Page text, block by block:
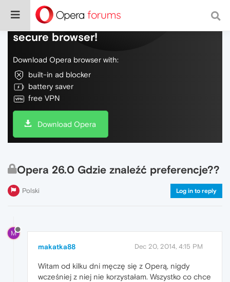
Do more on the web, with a fast and
secure browser!
Download Opera browser with:
built-in ad blocker
battery saver
free VPN
Download Opera
Opera 26.0 Gdzie znaleźć preferencje??
Polski Log in to reply
M
makatka88 Dec 20, 2014, 4:15 PM
Witam od kilku dni męczę się z Operą, nigdy
wcześniej z niej nie korzystałam. Wszystko co chce